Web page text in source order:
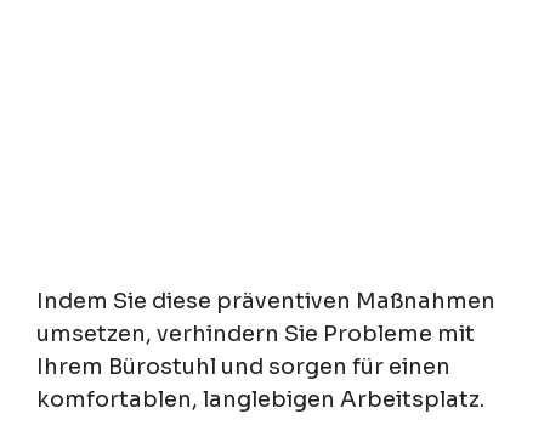
Indem Sie diese präventiven Maßnahmen
umsetzen, verhindern Sie Probleme mit
Ihrem Bürostuhl und sorgen für einen
komfortablen, langlebigen Arbeitsplatz.